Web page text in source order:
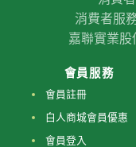
消費者服
嘉聯實業股
會員服務
會員註冊
白人商城會員優惠
會員登入